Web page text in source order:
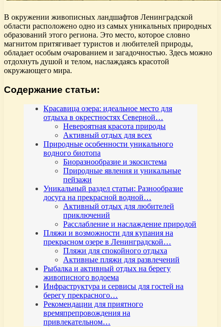
В окружении живописных ландшафтов Ленинградской
области расположено одно из самых уникальных природных
образований этого региона. Это место, которое словно
магнитом притягивает туристов и любителей природы,
обладает особым очарованием и загадочностью. Здесь можно
отдохнуть душой и телом, наслаждаясь красотой
окружающего мира.
Содержание статьи:
Красавица озера: идеальное место для
отдыха в окрестностях Северной…
Невероятная красота природы
Активный отдых для всех
Природные особенности уникального
водного биотопа
Биоразнообразие и экосистема
Природные явления и уникальные
пейзажи
Уникальный раздел статьи: Разнообразие
досуга на прекрасной водной…
Активный отдых для любителей
приключений
Расслабление и наслаждение природой
Пляжи и возможности для купания на
прекрасном озере в Ленинградской…
Пляжи для спокойного отдыха
Активные пляжи для развлечений
Рыбалка и активный отдых на берегу
живописного водоема
Инфраструктура и сервисы для гостей на
берегу прекрасного…
Рекомендации для приятного
времяпрепровождения на
привлекательном…